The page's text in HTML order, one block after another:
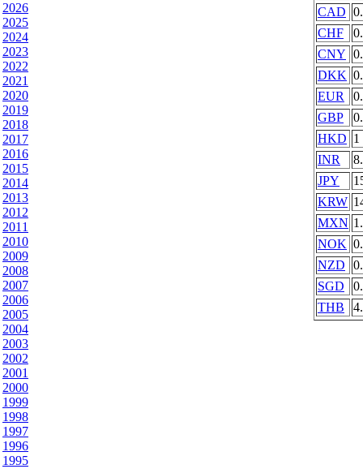
2026
2025
2024
2023
2022
2021
2020
2019
2018
2017
2016
2015
2014
2013
2012
2011
2010
2009
2008
2007
2006
2005
2004
2003
2002
2001
2000
1999
1998
1997
1996
1995
CAD
CHF
CNY
DKK
EUR
GBP
HKD 1
INR
JPY
KRW
MXN
NOK
NZD
SGD
THB